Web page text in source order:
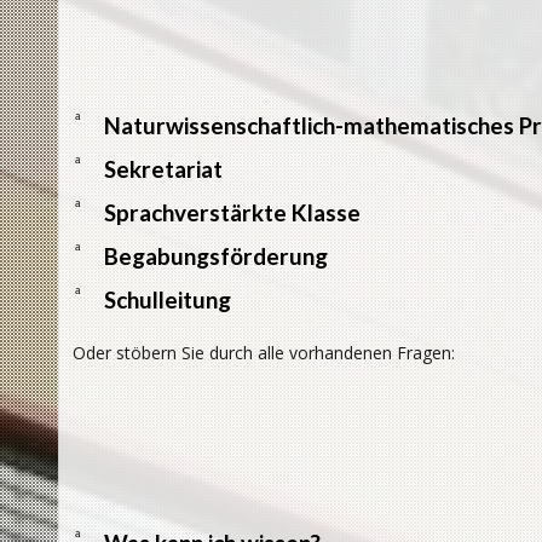
a Naturwissenschaftlich-mathematisches
a Sekretariat
a Sprachverstärkte Klasse
a Begabungsförderung
a Schulleitung
Oder stöbern Sie durch alle vorhandenen Fragen:
a